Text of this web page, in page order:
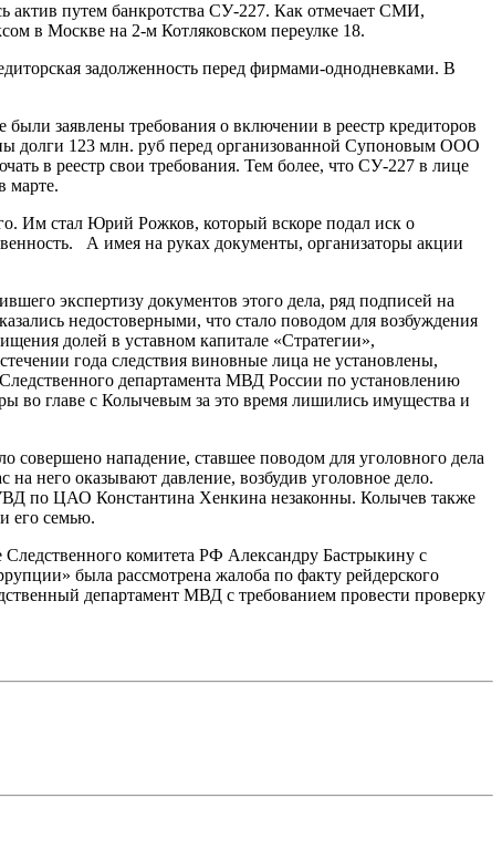
актив путем банкротства СУ-227. Как отмечает СМИ,
в Москве на 2-м Котляковском переулке 18.
задолженность перед фирмами-однодневками. В
заявлены требования о включении в реестр кредиторов
долги 123 млн. руб перед организованной Супоновым ООО
в реестр свои требования. Тем более, что СУ-227 в лице
марте.
Им стал Юрий Рожков, который вскоре подал иск о
А имея на руках документы, организаторы акции
экспертизу документов этого дела, ряд подписей на
недостоверными, что стало поводом для возбуждения
долей в уставном капитале «Стратегии»,
года следствия виновные лица не установлены,
департамента МВД России по установлению
во главе с Колычевым за это время лишились имущества и
совершено нападение, ставшее поводом для уголовного дела
него оказывают давление, возбудив уголовное дело.
по ЦАО Константина Хенкина незаконны. Колычев также
его семью.
комитета РФ Александру Бастрыкину с
была рассмотрена жалоба по факту рейдерского
департамент МВД с требованием провести проверку